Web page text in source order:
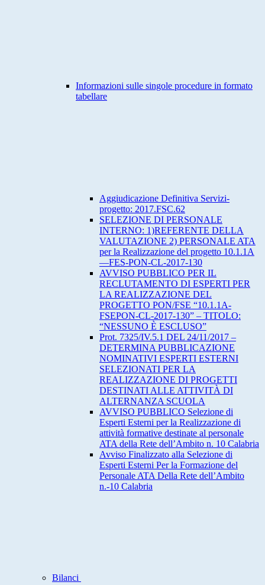
Informazioni sulle singole procedure in formato
tabellare
Aggiudicazione Definitiva Servizi-
progetto: 2017.FSC.62
SELEZIONE DI PERSONALE
INTERNO: 1)REFERENTE DELLA
VALUTAZIONE 2) PERSONALE ATA
per la Realizzazione del progetto 10.1.1A
—FES-PON-CL-2017-130
AVVISO PUBBLICO PER IL
RECLUTAMENTO DI ESPERTI PER
LA REALIZZAZIONE DEL
PROGETTO PON/FSE “10.1.1A-
FSEPON-CL-2017-130” – TITOLO:
“NESSUNO È ESCLUSO”
Prot. 7325/IV.5.1 DEL 24/11/2017 –
DETERMINA PUBBLICAZIONE
NOMINATIVI ESPERTI ESTERNI
SELEZIONATI PER LA
REALIZZAZIONE DI PROGETTI
DESTINATI ALLE ATTIVITÀ DI
ALTERNANZA SCUOLA
AVVISO PUBBLICO Selezione di
Esperti Esterni per la Realizzazione di
attività formative destinate al personale
ATA della Rete dell’Ambito n. 10 Calabria
Avviso Finalizzato alla Selezione di
Esperti Esterni Per la Formazione del
Personale ATA Della Rete dell’Ambito
n.-10 Calabria
Bilanci